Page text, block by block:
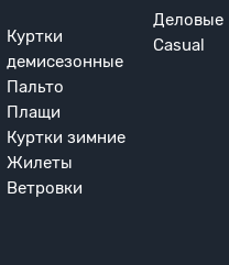
Куртки
демисезонные
Пальто
Плащи
Куртки зимние
Жилеты
Ветровки
Деловые
Casual